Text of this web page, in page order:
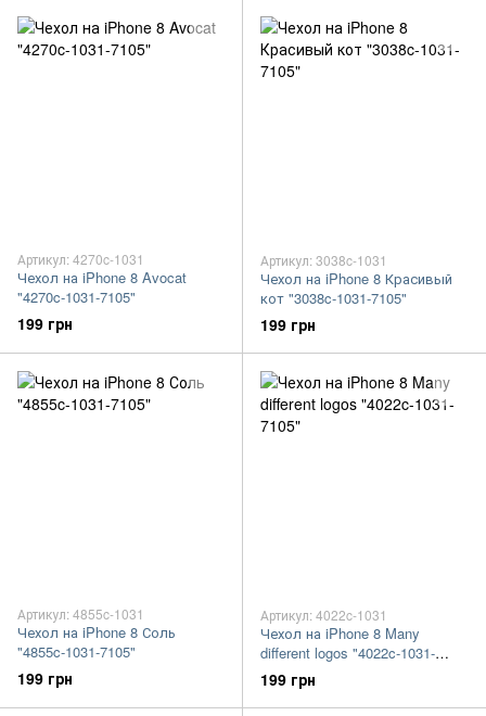
Артикул: 4270c-1031
Чехол на iPhone 8 Avocat
"4270c-1031-7105"
199 грн
Артикул: 3038c-1031
Чехол на iPhone 8 Красивый
кот "3038c-1031-7105"
199 грн
Артикул: 4855c-1031
Чехол на iPhone 8 Соль
"4855c-1031-7105"
199 грн
Артикул: 4022c-1031
Чехол на iPhone 8 Many
different logos "4022c-1031-
7105"
199 грн